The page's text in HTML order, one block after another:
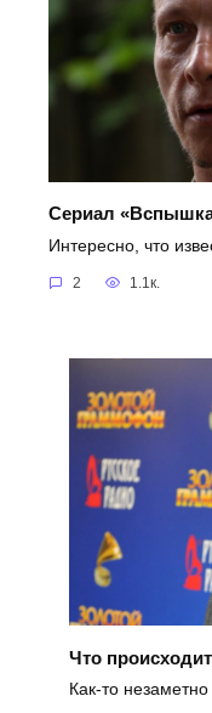
Сериал
Интересно, что
2 1.1к.
Что
Как-то